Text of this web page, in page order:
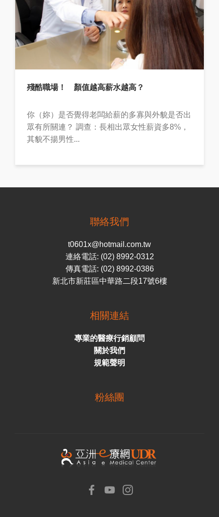
殘酷職場！ 顏值越高薪水越高？
你（妳）是否覺得老闆給薪的多寡與外貌是否出
眾有所關連？ 調查：長相出眾女性薪資多8%，
其貌不揚男性...
聯絡我們
t0601x@hotmail.com.tw
連絡電話: (02) 8992-0312
傳真電話: (02) 8992-0386
新北市新莊區中華路二段17號6樓
相關連結
專業的醫療行銷顧問
關於我們
規範聲明
粉絲團